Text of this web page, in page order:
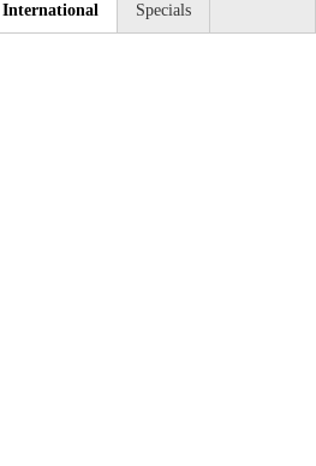
International Specials